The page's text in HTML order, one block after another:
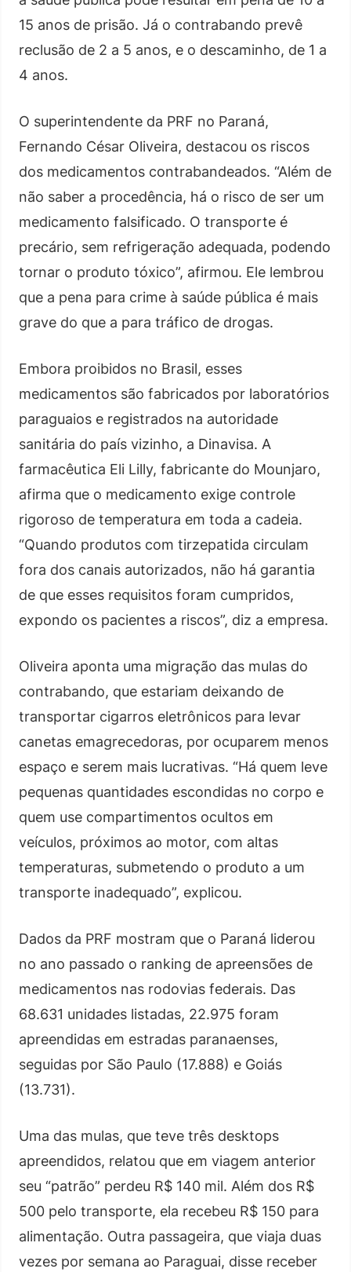
15 anos de prisão. Já o contrabando prevê
reclusão de 2 a 5 anos, e o descaminho, de 1 a
4 anos.
O superintendente da PRF no Paraná,
Fernando César Oliveira, destacou os riscos
dos medicamentos contrabandeados. “Além de
não saber a procedência, há o risco de ser um
medicamento falsificado. O transporte é
precário, sem refrigeração adequada, podendo
tornar o produto tóxico”, afirmou. Ele lembrou
que a pena para crime à saúde pública é mais
grave do que a para tráfico de drogas.
Embora proibidos no Brasil, esses
medicamentos são fabricados por laboratórios
paraguaios e registrados na autoridade
sanitária do país vizinho, a Dinavisa. A
farmacêutica Eli Lilly, fabricante do Mounjaro,
afirma que o medicamento exige controle
rigoroso de temperatura em toda a cadeia.
“Quando produtos com tirzepatida circulam
fora dos canais autorizados, não há garantia
de que esses requisitos foram cumpridos,
expondo os pacientes a riscos”, diz a empresa.
Oliveira aponta uma migração das mulas do
contrabando, que estariam deixando de
transportar cigarros eletrônicos para levar
canetas emagrecedoras, por ocuparem menos
espaço e serem mais lucrativas. “Há quem leve
pequenas quantidades escondidas no corpo e
quem use compartimentos ocultos em
veículos, próximos ao motor, com altas
temperaturas, submetendo o produto a um
transporte inadequado”, explicou.
Dados da PRF mostram que o Paraná liderou
no ano passado o ranking de apreensões de
medicamentos nas rodovias federais. Das
68.631 unidades listadas, 22.975 foram
apreendidas em estradas paranaenses,
seguidas por São Paulo (17.888) e Goiás
(13.731).
Uma das mulas, que teve três desktops
apreendidos, relatou que em viagem anterior
seu “patrão” perdeu R$ 140 mil. Além dos R$
500 pelo transporte, ela recebeu R$ 150 para
alimentação. Outra passageira, que viaja duas
vezes por semana ao Paraguai, disse receber